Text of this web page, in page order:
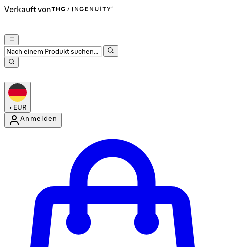
Verkauft von
• EUR
Anmelden